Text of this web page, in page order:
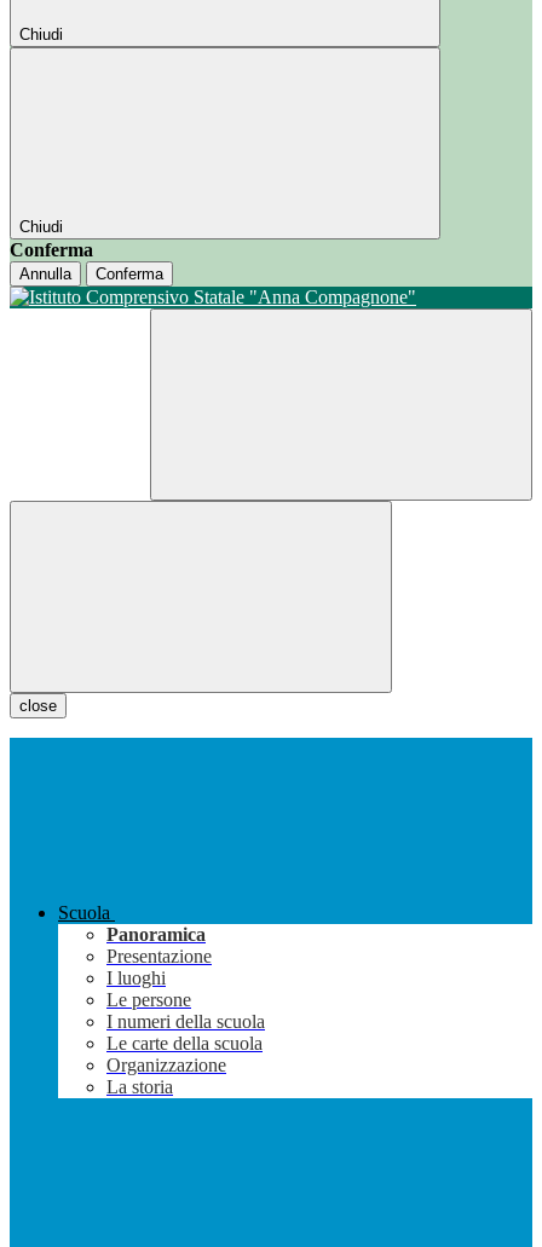
Chiudi
Chiudi
Conferma
Annulla Conferma
close
Scuola
Panoramica
Presentazione
I luoghi
Le persone
I numeri della scuola
Le carte della scuola
Organizzazione
La storia